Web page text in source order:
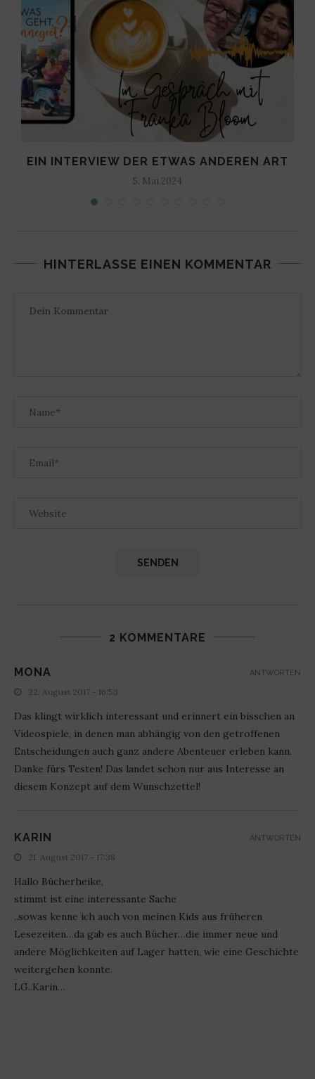
EIN INTERVIEW DER ETWAS ANDEREN ART
5. Mai 2024
HINTERLASSE EINEN KOMMENTAR
2 KOMMENTARE
MONA
22. August 2017 - 16:53
Das klingt wirklich interessant und erinnert ein bisschen an
Videospiele, in denen man abhängig von den getroffenen
Entscheidungen auch ganz andere Abenteuer erleben kann.
Danke fürs Testen! Das landet schon nur aus Interesse an
diesem Konzept auf dem Wunschzettel!
ANTWORTEN
KARIN
21. August 2017 - 17:38
Hallo Bücherheike,
stimmt ist eine interessante Sache
..sowas kenne ich auch von meinen Kids aus früheren
Lesezeiten…da gab es auch Bücher…die immer neue und
andere Möglichkeiten auf Lager hatten, wie eine Geschichte
weitergehen konnte.
LG..Karin…
ANTWORTEN